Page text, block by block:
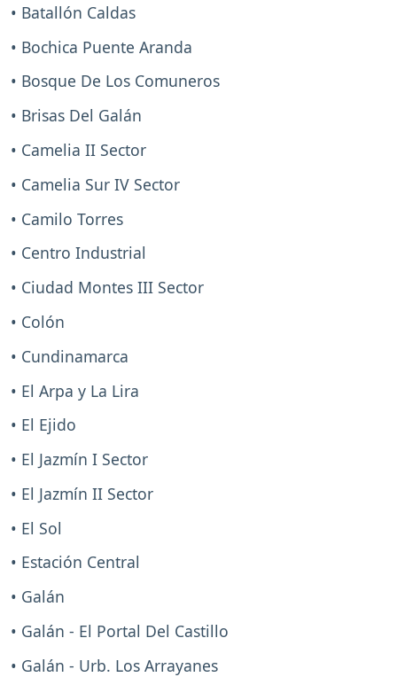
• Batallón Caldas
• Bochica Puente Aranda
• Bosque De Los Comuneros
• Brisas Del Galán
• Camelia II Sector
• Camelia Sur IV Sector
• Camilo Torres
• Centro Industrial
• Ciudad Montes III Sector
• Colón
• Cundinamarca
• El Arpa y La Lira
• El Ejido
• El Jazmín I Sector
• El Jazmín II Sector
• El Sol
• Estación Central
• Galán
• Galán - El Portal Del Castillo
• Galán - Urb. Los Arrayanes